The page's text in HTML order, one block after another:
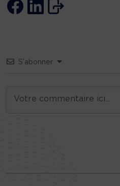
S’abonner